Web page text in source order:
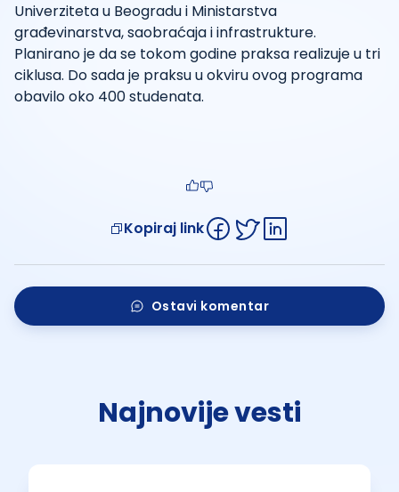
Univerziteta u Beogradu i Ministarstva
građevinarstva, saobraćaja i infrastrukture.
Planirano je da se tokom godine praksa realizuje u tri
ciklusa. Do sada je praksu u okviru ovog programa
obavilo oko 400 studenata.
Kopiraj link
Ostavi komentar
Najnovije vesti